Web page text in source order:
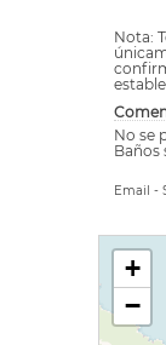
Nota:
No se
Baños
Email -
+
−